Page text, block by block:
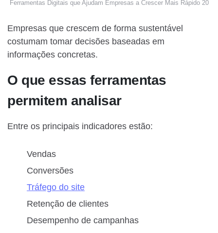
Ferramentas Digitais que Ajudam Empresas a Crescer Mais Rápido 20
Empresas que crescem de forma sustentável
costumam tomar decisões baseadas em
informações concretas.
O que essas ferramentas
permitem analisar
Entre os principais indicadores estão:
Vendas
Conversões
Tráfego do site
Retenção de clientes
Desempenho de campanhas